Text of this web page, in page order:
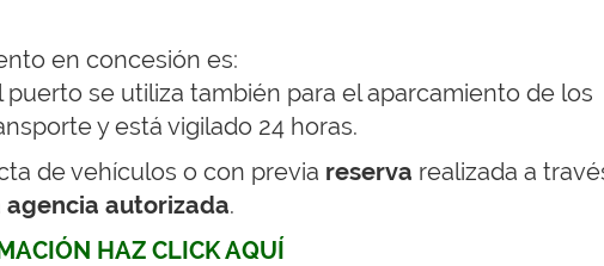
en concesión es:
puerto se utiliza también para el aparcamiento de los
y está vigilado 24 horas.
de vehículos o con previa reserva realizada a
agencia autorizada.
HAZ CLICK AQUÍ